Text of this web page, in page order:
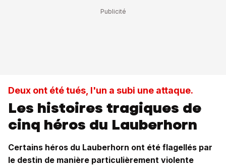
Deux ont été tués, l'un a subi une attaque.
Les histoires tragiques de
cinq héros du Lauberhorn
Certains héros du Lauberhorn ont été flagellés par
le destin de manière particulièrement violente